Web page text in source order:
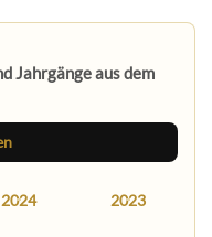
Jahrgänge aus dem
2024 2023